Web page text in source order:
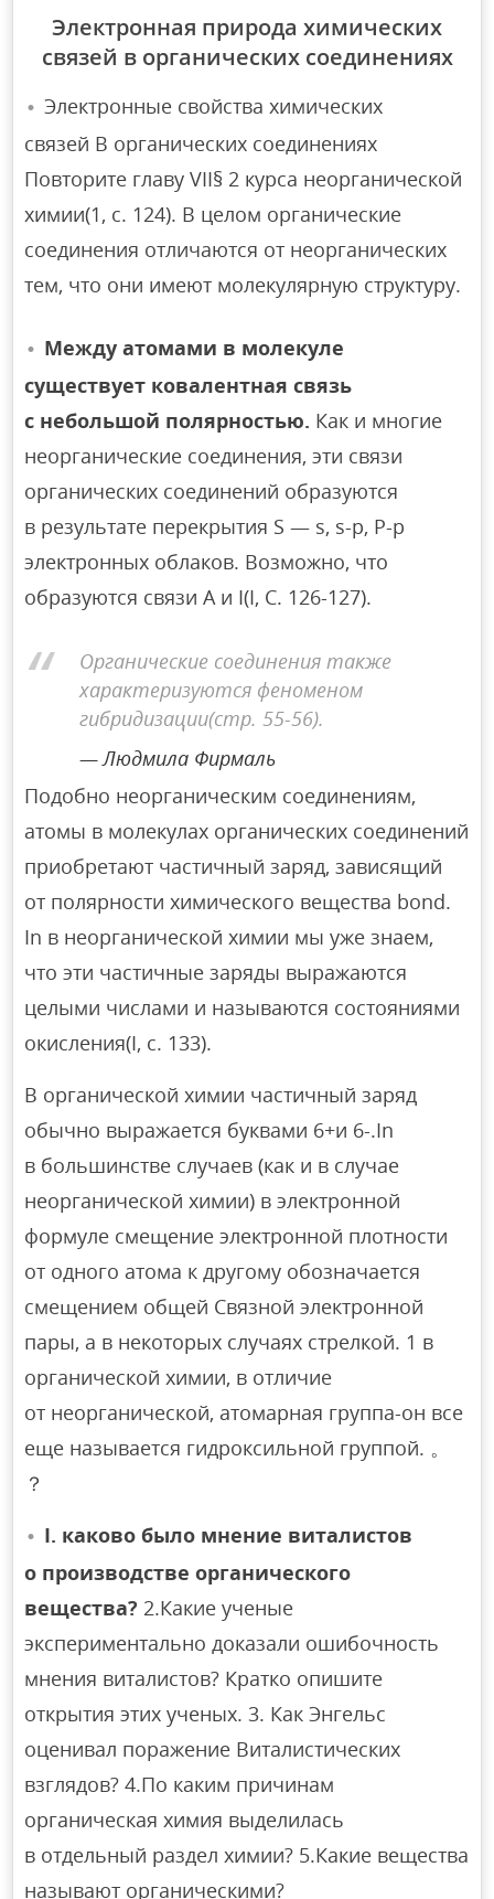
Электронная природа химических
связей в органических соединениях
Электронные свойства химических
связей В органических соединениях
Повторите главу VII§ 2 курса неорганической
химии(1, с. 124). В целом органические
соединения отличаются от неорганических
тем, что они имеют молекулярную структуру.
Между атомами в молекуле
существует ковалентная связь
с небольшой полярностью. Как и многие
неорганические соединения, эти связи
органических соединений образуются
в результате перекрытия S — s, s-p, P-p
электронных облаков. Возможно, что
образуются связи A и I(I, С. 126-127).
Органические соединения также
характеризуются феноменом
гибридизации(стр. 55-56).
Людмила Фирмаль
Подобно неорганическим соединениям,
атомы в молекулах органических соединений
приобретают частичный заряд, зависящий
от полярности химического вещества bond.
In в неорганической химии мы уже знаем,
что эти частичные заряды выражаются
целыми числами и называются состояниями
окисления(I, с. 133).
В органической химии частичный заряд
обычно выражается буквами 6+и 6-.In
в большинстве случаев (как и в случае
неорганической химии) в электронной
формуле смещение электронной плотности
от одного атома к другому обозначается
смещением общей Связной электронной
пары, а в некоторых случаях стрелкой. 1 в
органической химии, в отличие
от неорганической, атомарная группа-он все
еще называется гидроксильной группой. 。
？
I. каково было мнение виталистов
о производстве органического
вещества? 2.Какие ученые
экспериментально доказали ошибочность
мнения виталистов? Кратко опишите
открытия этих ученых. 3. Как Энгельс
оценивал поражение Виталистических
взглядов? 4.По каким причинам
органическая химия выделилась
в отдельный раздел химии? 5.Какие вещества
называют органическими?